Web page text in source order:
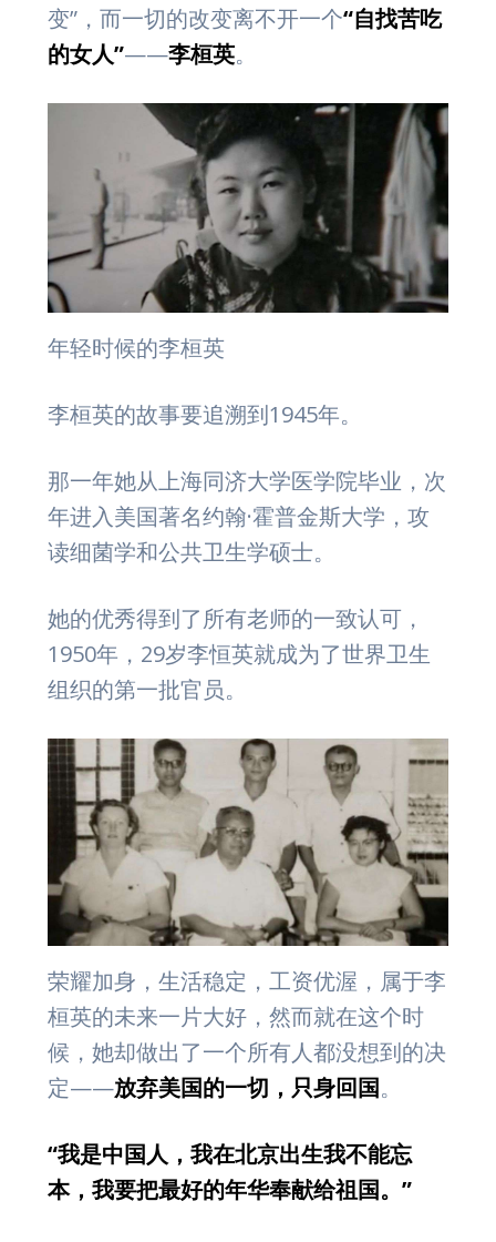
变”，而一切的改变离不开一个“自找苦吃
的女人”——李桓英。
年轻时候的李桓英
李桓英的故事要追溯到1945年。
那一年她从上海同济大学医学院毕业，次
年进入美国著名约翰·霍普金斯大学，攻
读细菌学和公共卫生学硕士。
她的优秀得到了所有老师的一致认可，
1950年，29岁李恒英就成为了世界卫生
组织的第一批官员。
荣耀加身，生活稳定，工资优渥，属于李
桓英的未来一片大好，然而就在这个时
候，她却做出了一个所有人都没想到的决
定——放弃美国的一切，只身回国。
“我是中国人，我在北京出生我不能忘
本，我要把最好的年华奉献给祖国。”